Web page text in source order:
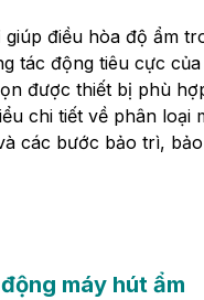
điều hòa độ ẩm
tác động tiêu cực
được thiết bị phù
chi tiết về phân
các bước bảo trì,
máy hút ẩm